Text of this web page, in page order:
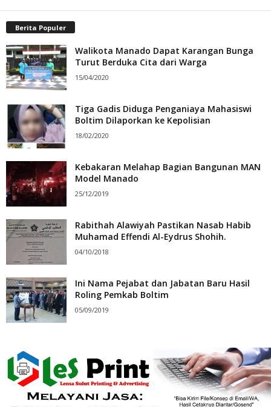
Berita Populer
Walikota Manado Dapat Karangan Bunga
Turut Berduka Cita dari Warga
15/04/2020
Tiga Gadis Diduga Penganiaya Mahasiswi
Boltim Dilaporkan ke Kepolisian
18/02/2020
Kebakaran Melahap Bagian Bangunan MAN
Model Manado
25/12/2019
Rabithah Alawiyah Pastikan Nasab Habib
Muhamad Effendi Al-Eydrus Shohih.
04/10/2018
Ini Nama Pejabat dan Jabatan Baru Hasil
Roling Pemkab Boltim
05/09/2019